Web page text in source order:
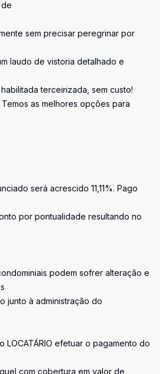
sem precisar peregrinar por
laudo de vistoria detalhado e
terceirizada, sem custo!
as melhores opções para
será acrescido 11,11%. Pago
por pontualidade resultando no
podem sofrer alteração e
junto à administração do
LOCATÁRIO efetuar o pagamento do
com cobertura em valor de